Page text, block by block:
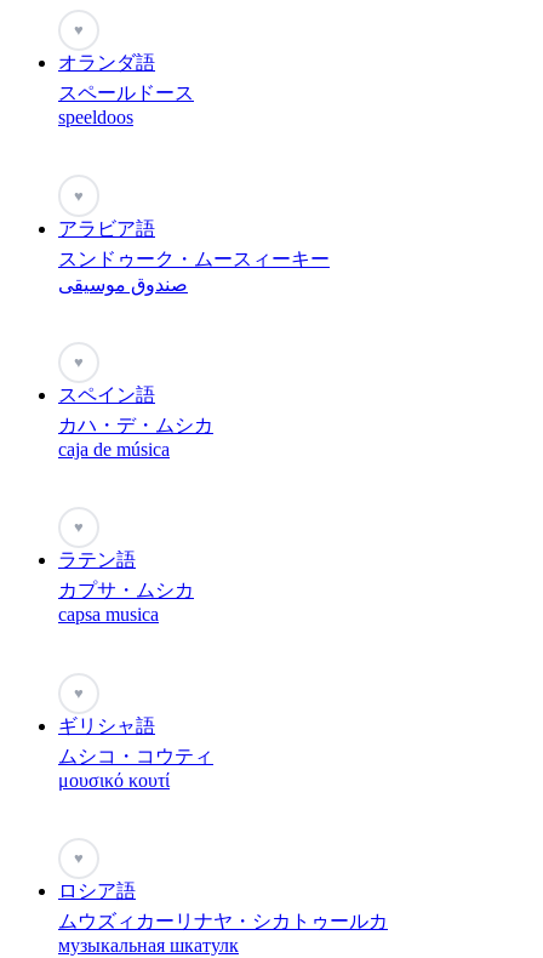
♥
オランダ語
スペールドース
speeldoos
♥
アラビア語
スンドゥーク・ムースィーキー
صندوق موسيقى
♥
スペイン語
カハ・デ・ムシカ
caja de música
♥
ラテン語
カプサ・ムシカ
capsa musica
♥
ギリシャ語
ムシコ・コウティ
μουσικό κουτί
♥
ロシア語
ムウズィカーリナヤ・シカトゥールカ
музыкальная шкатулк